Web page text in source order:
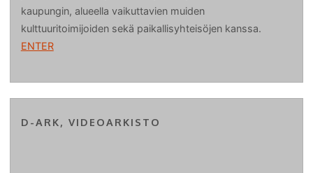
kaupungin, alueella vaikuttavien muiden
kulttuuritoimijoiden sekä paikallisyhteisöjen kanssa.
ENTER
D-ARK, VIDEOARKISTO